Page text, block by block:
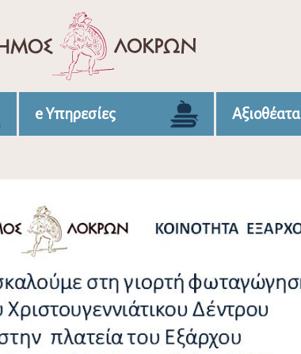
e Υπηρεσίες Αξιοθέατα